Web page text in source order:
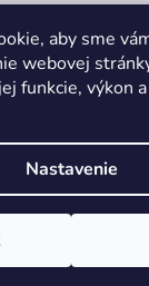
aby sme
webovej
funkcie, výkon
Nastavenie
Vytvoril
.
nastavenie